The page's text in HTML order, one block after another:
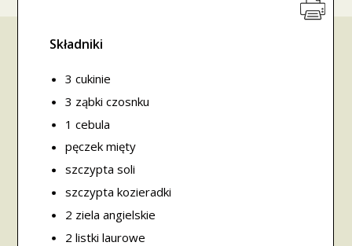
Składniki
3 cukinie
3 ząbki czosnku
1 cebula
pęczek mięty
szczypta soli
szczypta kozieradki
2 ziela angielskie
2 listki laurowe